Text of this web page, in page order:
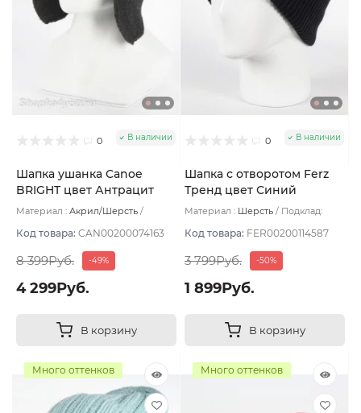
0 В наличии
Шапка ушанка Canoe
BRIGHT цвет Антрацит
размер UNI
Материал : Акрил/Шерсть
Код товара: CAN00200074163
8 399Руб. -49%
4 299Руб.
В корзину
0 В наличии
Шапка с отворотом Ferz
Тренд цвет Синий
тёмный
Материал : Шерсть
Подклад:
Код товара: FER00200114587
3 799Руб. -50%
1 899Руб.
В корзину
Много оттенков Много оттенков